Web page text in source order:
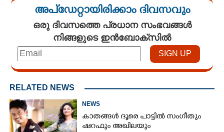
അപ്ഡേറ്റായിരിക്കാം ദിവസവും
ഒരു ദിവസത്തെ പ്രധാന സംഭവങ്ങൾ
നിങ്ങളുടെ ഇൻബോക്സിൽ
RELATED NEWS
NEWS
കാതങ്ങൾ ദൂരെ പാട്ടിൽ സംഗീതും
ഷറഫും അഖിലയും